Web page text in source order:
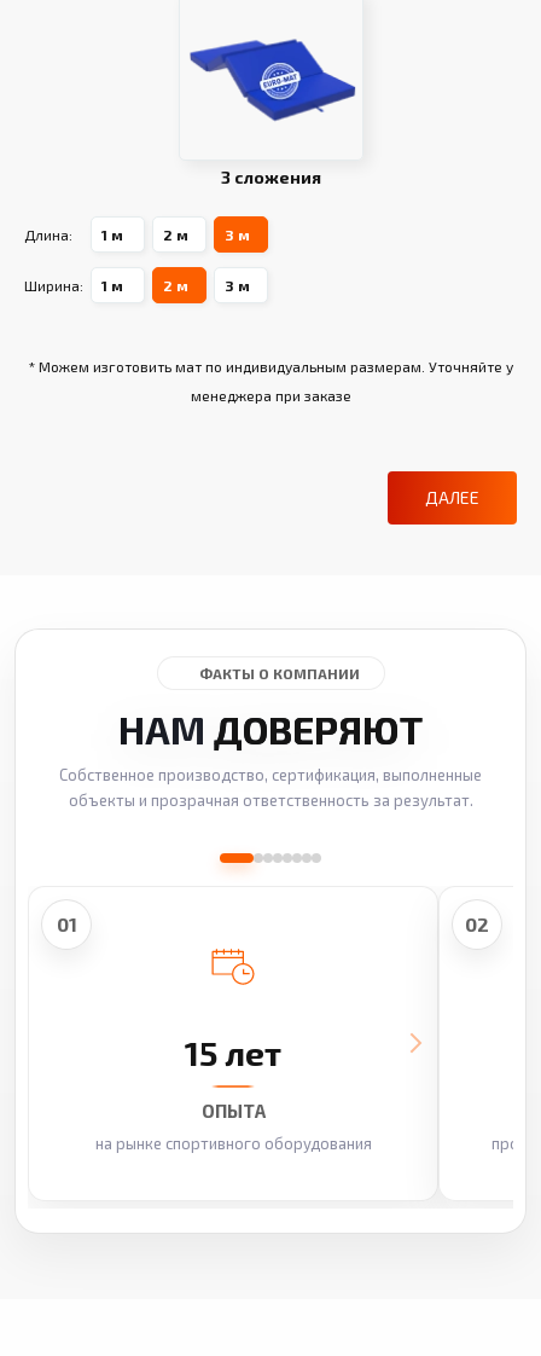
3 сложения
Длина: 1 м 2 м 3 м
Ширина: 1 м 2 м 3 м
* Можем изготовить мат по индивидуальным размерам. Уточняйте у
менеджера при заказе
ДАЛЕЕ
ФАКТЫ О КОМПАНИИ
НАМ ДОВЕРЯЮТ
Собственное производство, сертификация, выполненные
объекты и прозрачная ответственность за результат.
01
15 лет
ОПЫТА
на рынке спортивного оборудования
02